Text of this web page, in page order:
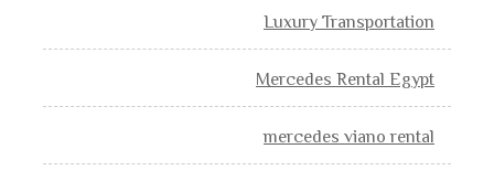
Luxury Transportation
Mercedes Rental Egypt
mercedes viano rental